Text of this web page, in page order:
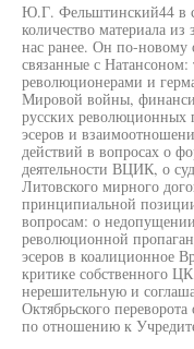
Ю.Г. Фельштинский44 в
количество материала
нас ранее. Он по-новому
связанные с
революционерами и
Мировой войны,
русских революционных
эсеров и
действий в вопросах о
деятельности ВЦИК, о
Литовского мирного
принципиальной
вопросам: о
революционной
эсеров в коалиционное
критике собственного
нерешительную и
Октябрьского
по отношению к